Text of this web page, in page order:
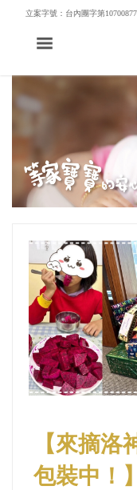
立案字號：台內團字第
【來摘洛
包裝中！